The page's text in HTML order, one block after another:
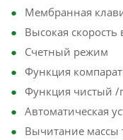
Мембранная
Высокая
Счетный режим
Функция
Функция чистый /
Автоматическая
Вычитание массы